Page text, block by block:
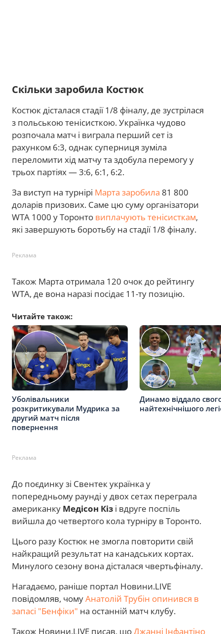
Скільки заробила Костюк
Костюк дісталася стадії 1/8 фіналу, де зустрілася
з польською тенісисткою. Українка чудово
розпочала матч і виграла перший сет із
рахунком 6:3, однак суперниця зуміла
переломити хід матчу та здобула перемогу у
трьох партіях — 3:6, 6:1, 6:2.
За виступ на турнірі Марта заробила 81 800
доларів призових. Саме цю суму організатори
WTA 1000 у Торонто виплачують тенісисткам,
які завершують боротьбу на стадії 1/8 фіналу.
Реклама
Також Марта отримала 120 очок до рейтингу
WTA, де вона наразі посідає 11-ту позицію.
Читайте також:
Уболівальники
розкритикували Мудрика за
другий матч після
повернення
Динамо віддало
найтехнічнішого
Реклама
До поєдинку зі Свентек українка у
попередньому раунді у двох сетах переграла
американку Медісон Кіз і вдруге поспіль
вийшла до четвертого кола турніру в Торонто.
Цього разу Костюк не змогла повторити свій
найкращий результат на канадських кортах.
Минулого сезону вона дісталася чвертьфіналу.
Нагадаємо, раніше портал Новини.LIVE
повідомляв, чомуАнатолій Трубін опинився в
запасі "Бенфіки" на останній матч клубу.
Також Новини.LIVE писав, щоДжанні Інфантіно